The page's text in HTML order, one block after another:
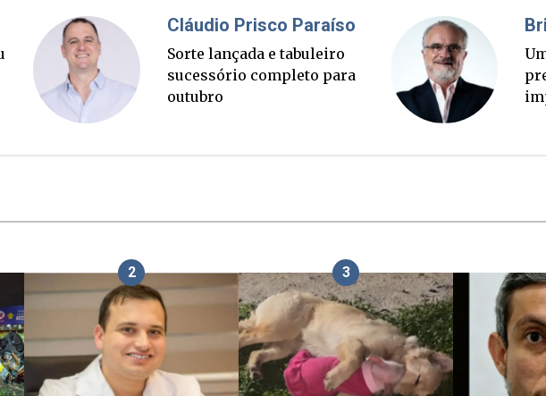
Fabiano Bordignon
Ponte Anita Garibaldi virou
palanque eleitoral
2 3